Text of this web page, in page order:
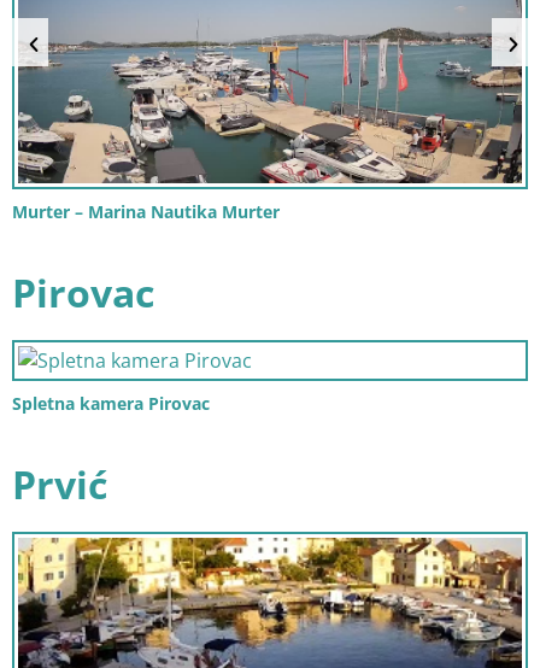
Murter – Marina Nautika Murter
Pirovac
Spletna kamera Pirovac
Prvić